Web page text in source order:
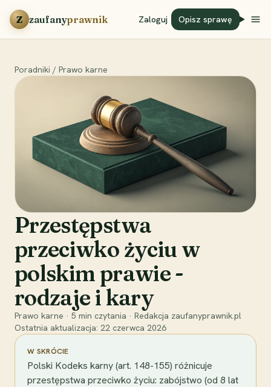
Przejdź do treści
Z zaufanyprawnik Zaloguj Opisz sprawę
Poradniki / Prawo karne
Przestępstwa
przeciwko życiu w
polskim prawie -
rodzaje i kary
Prawo karne · 5 min czytania · Redakcja zaufanyprawnik.pl
Ostatnia aktualizacja: 22 czerwca 2026
W SKRÓCIE
Polski Kodeks karny (art. 148-155) różnicuje
przestępstwa przeciwko życiu: zabójstwo (od 8 lat